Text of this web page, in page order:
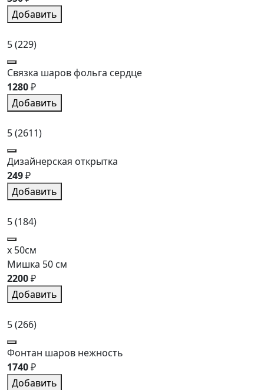
Добавить
5(229)
Связка шаров фольга сердце
1280₽
Добавить
5(2611)
Дизайнерская открытка
249₽
Добавить
5(184)
x 50см
Мишка 50 см
2200₽
Добавить
5(266)
Фонтан шаров нежность
1740₽
Добавить